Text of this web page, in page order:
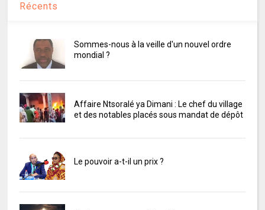
Récents
Sommes-nous à la veille d'un nouvel ordre
mondial ?
Affaire Ntsoralé ya Dimani : Le chef du village
et des notables placés sous mandat de dépôt
Le pouvoir a-t-il un prix ?